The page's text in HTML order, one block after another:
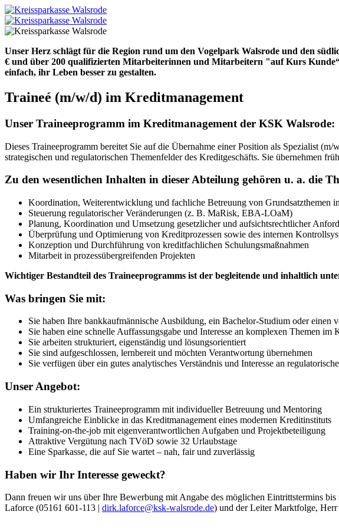
Unser Herz schlägt für die Region rund um den Vogelpark Walsrode und den
€ und über 200 qualifizierten Mitarbeiterinnen und Mitarbeitern "auf Kurs
einfach, ihr Leben besser zu gestalten.
Traineé (m/w/d) im Kredit­management
Unser Traineeprogramm im Kreditmanagement der KSK Walsrode:
Dieses Traineeprogramm bereitet Sie auf die Übernahme einer Position als Spezialist (m/
strategischen und regulatorischen Themenfelder des Kreditgeschäfts. Sie übernehmen
Zu den wesentlichen Inhalten in dieser Abteilung gehören u. a. die
Koordination, Weiterentwicklung und fachliche Betreuung von Grundsatzthemen
Steuerung regulatorischer Veränderungen (z. B. MaRisk, EBA-LOaM)
Planung, Koordination und Umsetzung gesetzlicher und aufsichtsrechtlicher
Überprüfung und Optimierung von Kreditprozessen sowie des internen
Konzeption und Durchführung von kreditfachlichen Schulungsmaßnahmen
Mitarbeit in prozessübergreifenden Projekten
Wichtiger Bestandteil des Traineeprogramms ist der begleitende und inhaltlich
Was bringen Sie mit:
Sie haben Ihre bankkaufmännische Ausbildung, ein Bachelor-Studium oder einen
Sie haben eine schnelle Auffassungsgabe und Interesse an komplexen Themen im
Sie arbeiten strukturiert, eigenständig und lösungsorientiert
Sie sind aufgeschlossen, lernbereit und möchten Verantwortung übernehmen
Sie verfügen über ein gutes analytisches Verständnis und Interesse an
Unser Angebot:
Ein strukturiertes Traineeprogramm mit individueller Betreuung und Mentoring
Umfangreiche Einblicke in das Kreditmanagement eines modernen Kreditinstituts
Training-on-the-job mit eigenverantwortlichen Aufgaben und Projektbeteiligung
Attraktive Vergütung nach TVöD sowie 32 Urlaubstage
Eine Sparkasse, die auf Sie wartet – nah, fair und zuverlässig
Haben wir Ihr Interesse geweckt?
Dann freuen wir uns über Ihre Bewerbung mit Angabe des möglichen Eintrittstermins bis
Laforce (05161 601-113 | dirk.laforce@ksk-walsrode.de) und der Leiter Marktfolge,